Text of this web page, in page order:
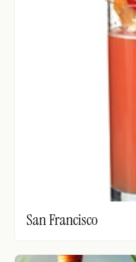
San Francisco